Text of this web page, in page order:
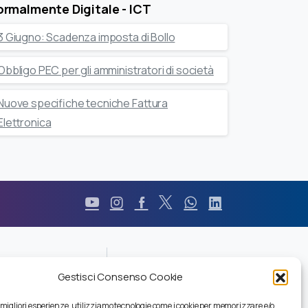
Gestisci Consenso Cookie
esperienze, utilizziamo tecnologie come i cookie per memorizzare e/o
Digitale - ICT
Giugno: Scadenza imposta di Bollo
PEC per gli amministratori di società
specifiche tecniche Fattura
Pec